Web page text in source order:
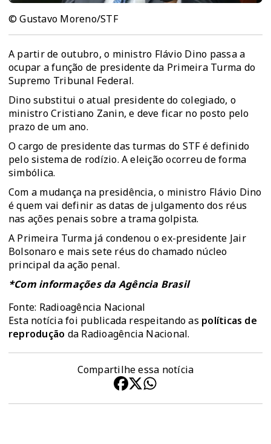
© Gustavo Moreno/STF
A partir de outubro, o ministro Flávio Dino passa a
ocupar a função de presidente da Primeira Turma do
Supremo Tribunal Federal.
Dino substitui o atual presidente do colegiado, o
ministro Cristiano Zanin, e deve ficar no posto pelo
prazo de um ano.
O cargo de presidente das turmas do STF é definido
pelo sistema de rodízio. A eleição ocorreu de forma
simbólica.
Com a mudança na presidência, o ministro Flávio Dino
é quem vai definir as datas de julgamento dos réus
nas ações penais sobre a trama golpista.
A Primeira Turma já condenou o ex-presidente Jair
Bolsonaro e mais sete réus do chamado núcleo
principal da ação penal.
*Com informações da Agência Brasil
Fonte: Radioagência Nacional
Esta notícia foi publicada respeitando as políticas de
reprodução da Radioagência Nacional.
Compartilhe essa notícia